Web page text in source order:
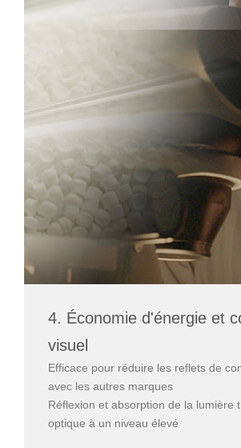
4. Économie d'énergie et
visuel
Efficace pour réduire les reflets de
avec les autres marques
Réflexion et absorption de la lumière
optique à un niveau élevé